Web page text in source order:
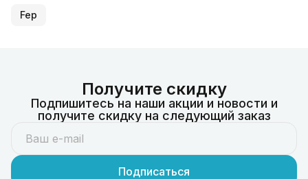
Fep
Получите скидку
Подпишитесь на наши акции и новости и
получите скидку на следующий заказ
Подписаться